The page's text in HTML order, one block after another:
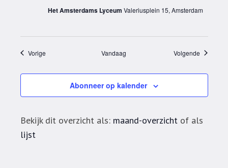
Het Amsterdams Lyceum Valeriusplein 15, Amsterdam
VorigeEvenementen Vandaag Volgende
Abonneer op kalender
Bekijk dit overzicht als: maand-overzichtof als
lijst